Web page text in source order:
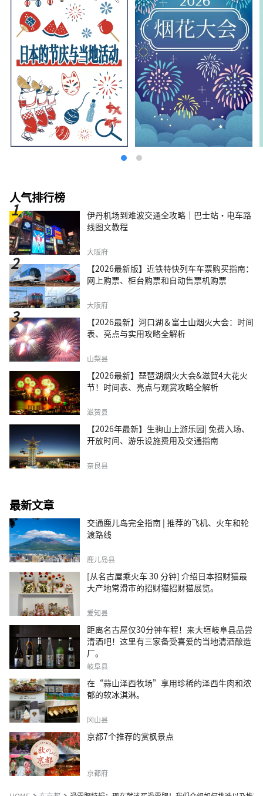
人气排行榜
伊丹机场到难波交通全攻略｜巴士站・电车路
线图文教程
大阪府
【2026最新版】近铁特快列车车票购买指南：
网上购票、柜台购票和自动售票机购票
大阪府
【2026最新】河口湖＆富士山烟火大会：时间
表、亮点与实用攻略全解析
山梨县
【2026最新】琵琶湖烟火大会&滋賀4大花火
节！时间表、亮点与观赏攻略全解析
滋贺县
【2026年最新】生驹山上游乐园| 免费入场、
开放时间、游乐设施费用及交通指南
奈良县
最新文章
交通鹿儿岛完全指南 | 推荐的飞机、火车和轮
渡路线
鹿儿岛县
[从名古屋乘火车 30 分钟] 介绍日本招财猫最
大产地常滑市的招财猫招财猫展览。
爱知县
距离名古屋仅30分钟车程！来大垣岐阜县品尝
清酒吧！这里有三家备受喜爱的当地清酒酿造
厂。
岐阜县
在“蒜山泽西牧场”享用珍稀的泽西牛肉和浓
郁的软冰淇淋。
冈山县
京都7个推荐的赏枫景点
京都府